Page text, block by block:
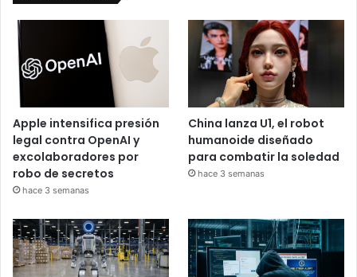
Apple intensifica presión
legal contra OpenAI y
excolaboradores por
robo de secretos
hace 3 semanas
China lanza U1, el robot
humanoide diseñado
para combatir la soledad
hace 3 semanas